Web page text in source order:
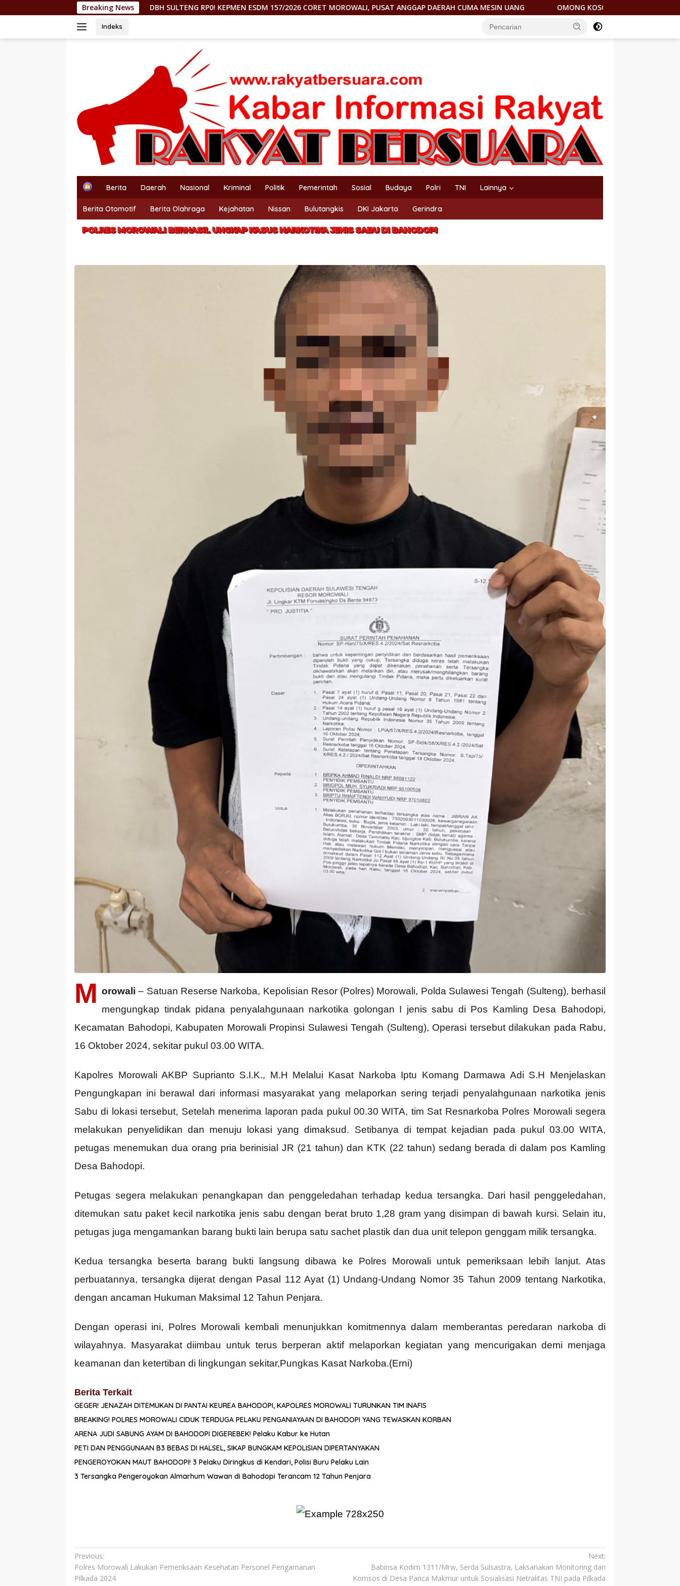
ke
Breaking News
DBH SULTENG RP0! KEPMEN ESDM 157/2026 CORET MOROWALI, PUSAT ANGGAP DAERAH CUMA MESIN UANG OMONG KOSONG! JANTUNG HILIRISASI NIKEL DICORET,
Indeks
H
m
e
Berita Daerah Nasional Kriminal Politik Pemerintah Sosial Budaya Polri TNI Lainnya
Berita Otomotif Berita Olahraga Kejahatan Nissan Bulutangkis DKI Jakarta Gerindra
POLRES MOROWALI BERHASIL UNGKAP KASUS NARKOTIKA JENIS SABU DI BAHODOPI
M orowali – Satuan Reserse Narkoba, Kepolisian Resor (Polres) Morowali, Polda Sulawesi Tengah (Sulteng), berhasil
mengungkap tindak pidana penyalahgunaan narkotika golongan I jenis sabu di Pos Kamling Desa Bahodopi,
Kecamatan Bahodopi, Kabupaten Morowali Propinsi Sulawesi Tengah (Sulteng), Operasi tersebut dilakukan pada Rabu,
16 Oktober 2024, sekitar pukul 03.00 WITA.
Kapolres Morowali AKBP Suprianto S.I.K., M.H Melalui Kasat Narkoba Iptu Komang Darmawa Adi S.H Menjelaskan
Pengungkapan ini berawal dari informasi masyarakat yang melaporkan sering terjadi penyalahgunaan narkotika jenis
Sabu di lokasi tersebut, Setelah menerima laporan pada pukul 00.30 WITA, tim Sat Resnarkoba Polres Morowali segera
melakukan penyelidikan dan menuju lokasi yang dimaksud. Setibanya di tempat kejadian pada pukul 03.00 WITA,
petugas menemukan dua orang pria berinisial JR (21 tahun) dan KTK (22 tahun) sedang berada di dalam pos Kamling
Desa Bahodopi.
Petugas segera melakukan penangkapan dan penggeledahan terhadap kedua tersangka. Dari hasil penggeledahan,
ditemukan satu paket kecil narkotika jenis sabu dengan berat bruto 1,28 gram yang disimpan di bawah kursi. Selain itu,
petugas juga mengamankan barang bukti lain berupa satu sachet plastik dan dua unit telepon genggam milik tersangka.
Kedua tersangka beserta barang bukti langsung dibawa ke Polres Morowali untuk pemeriksaan lebih lanjut. Atas
perbuatannya, tersangka dijerat dengan Pasal 112 Ayat (1) Undang-Undang Nomor 35 Tahun 2009 tentang Narkotika,
dengan ancaman Hukuman Maksimal 12 Tahun Penjara.
Dengan operasi ini, Polres Morowali kembali menunjukkan komitmennya dalam memberantas peredaran narkoba di
wilayahnya. Masyarakat diimbau untuk terus berperan aktif melaporkan kegiatan yang mencurigakan demi menjaga
keamanan dan ketertiban di lingkungan sekitar,Pungkas Kasat Narkoba.(Erni)
Berita Terkait
GEGER! JENAZAH DITEMUKAN DI PANTAI KEUREA BAHODOPI, KAPOLRES MOROWALI TURUNKAN TIM INAFIS
BREAKING! POLRES MOROWALI CIDUK TERDUGA PELAKU PENGANIAYAAN DI BAHODOPI YANG TEWASKAN KORBAN
ARENA JUDI SABUNG AYAM DI BAHODOPI DIGEREBEK! Pelaku Kabur ke Hutan
PETI DAN PENGGUNAAN B3 BEBAS DI HALSEL, SIKAP BUNGKAM KEPOLISIAN DIPERTANYAKAN
PENGEROYOKAN MAUT BAHODOPI! 3 Pelaku Diringkus di Kendari, Polisi Buru Pelaku Lain
3 Tersangka Pengeroyokan Almarhum Wawan di Bahodopi Terancam 12 Tahun Penjara
Navigasi
pos
Previous:
Polres Morowali Lakukan Pemeriksaan Kesehatan Personel Pengamanan
Pilkada 2024
Next:
Babinsa Kodim 1311/Mrw, Serda Sulsastra, Laksanakan Monitoring dan
Komsos di Desa Panca Makmur untuk Sosialisasi Netralitas TNI pada Pilkada